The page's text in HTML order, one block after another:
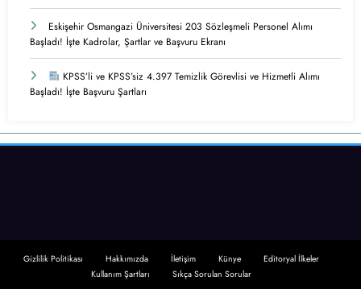
Eskişehir Osmangazi Üniversitesi 203 Sözleşmeli Personel Alımı
Başladı! İşte Kadrolar, Şartlar ve Başvuru Ekranı
KPSS’li ve KPSS’siz 4.397 Temizlik Görevlisi ve Hizmetli Alımı
Başladı! İşte Başvuru Şartları
Gizlilik Politikası Hakkımızda İletişim Künye
Editoryal İlkeler
Kullanım Şartları
Sıkça Sorulan Sorular